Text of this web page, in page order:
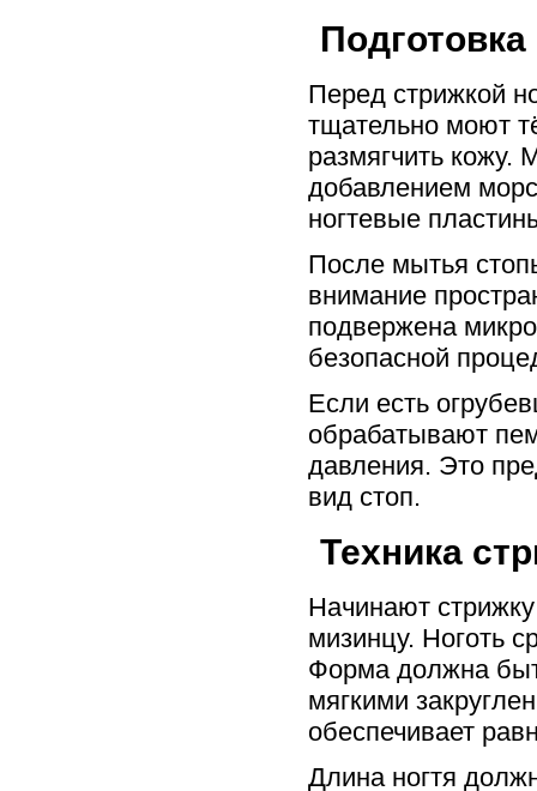
Перед стрижкой
тщательно моют
размягчить кожу.
добавлением
ногтевые
После мытья
внимание
подвержена
безопасной
Если есть
обрабатывают
давления. Это
вид стоп.
Техника
Начинают
мизинцу. Ноготь
Форма должна
мягкими
обеспечивает
Длина ногтя